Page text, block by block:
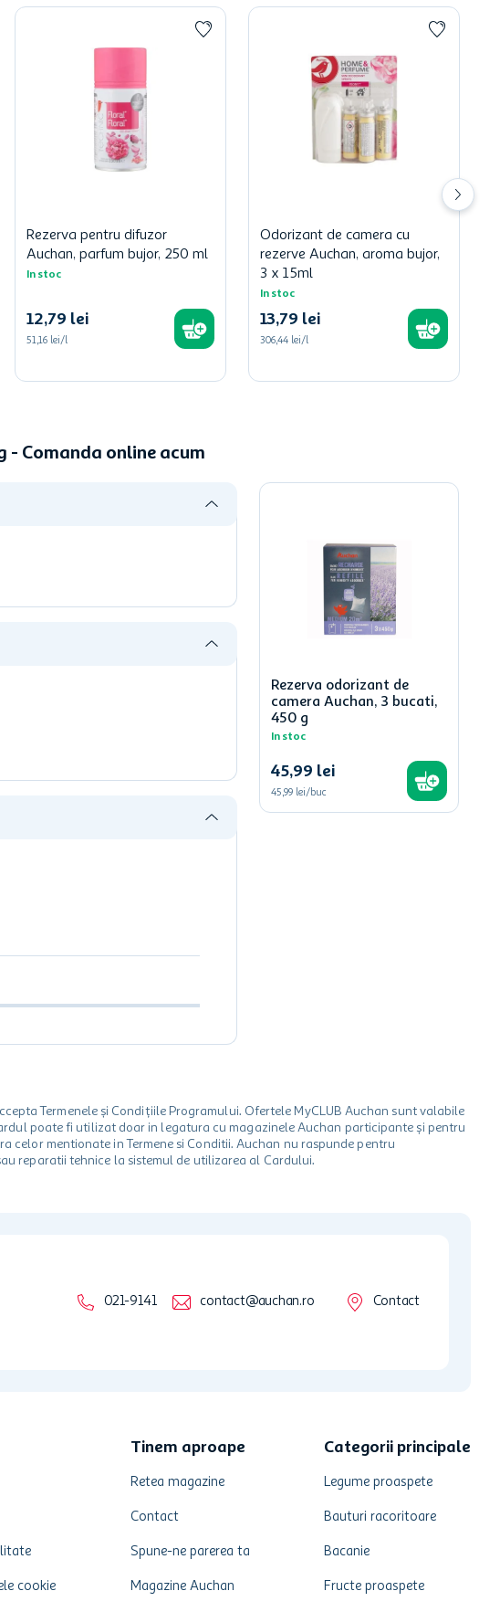
Rezerva pentru difuzor
Auchan, parfum bujor, 250 ml
In stoc
12,79 lei
51,16 lei/l
Odorizant de camera cu
rezerve Auchan, aroma bujor,
3 x 15ml
In stoc
13,79 lei
306,44 lei/l
- Comanda online acum
Rezerva odorizant de
camera Auchan, 3 bucati,
450 g
In stoc
45,99 lei
45,99 lei/buc
Termenele și Condițiile Programului. Ofertele MyCLUB Auchan sunt valabile
poate fi utilizat doar in legatura cu magazinele Auchan participante și pentru
mentionate in Termene si Conditii. Auchan nu raspunde pentru
reparatii tehnice la sistemul de utilizarea al Cardului.
021-9141 contact@auchan.ro Contact
cookie
Tinem aproape
Retea magazine
Contact
Spune-ne parerea ta
Magazine Auchan
Categorii principale
Legume proaspete
Bauturi racoritoare
Bacanie
Fructe proaspete